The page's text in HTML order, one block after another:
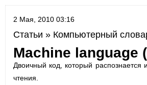
2 Мая, 2010 03:16
Статьи » Компьютерный
Machine
Двоичный код, который
чтения.